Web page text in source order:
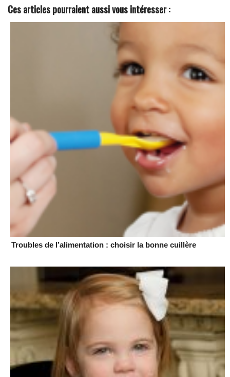
Ces articles pourraient aussi vous intéresser :
Troubles de l’alimentation : choisir la bonne cuillère